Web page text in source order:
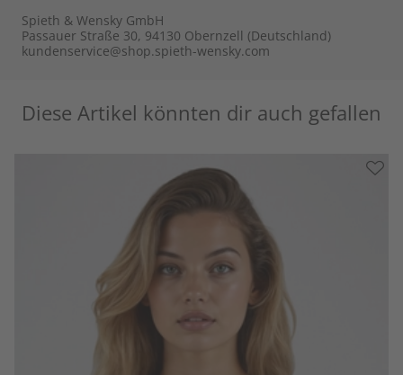
Spieth & Wensky GmbH
Passauer Straße 30, 94130 Obernzell (Deutschland)
kundenservice@shop.spieth-wensky.com
Diese Artikel könnten dir auch gefallen